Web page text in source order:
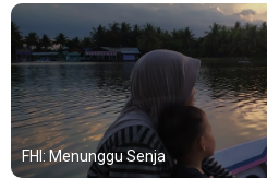
FHI: Menunggu Senja